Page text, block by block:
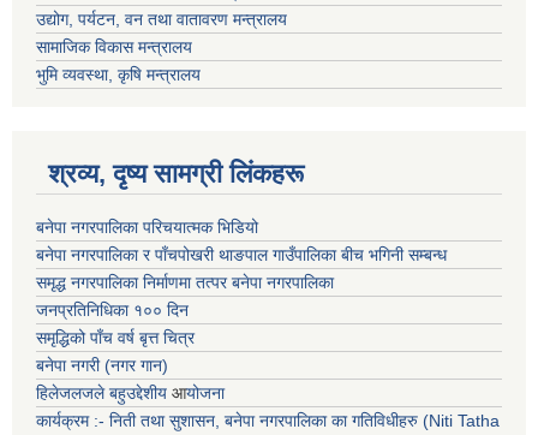
उद्योग, पर्यटन, वन तथा वातावरण मन्त्रालय
सामाजिक विकास मन्त्रालय
भुमि व्यवस्था, कृषि मन्त्रालय
श्रव्य, दृष्य सामग्री लिंकहरू
बनेपा नगरपालिका परिचयात्मक भिडियो
बनेपा नगरपालिका र पाँचपोखरी थाङपाल गाउँपालिका बीच भगिनी सम्बन्ध
समृद्ध नगरपालिका निर्माणमा तत्पर बनेपा नगरपालिका
जनप्रतिनिधिका १०० दिन
समृद्धिको पाँच वर्ष बृत्त चित्र
बनेपा नगरी (नगर गान)
हिलेजलजले बहुउद्देशीय आयोजना
कार्यक्रम :- निती तथा सुशासन, बनेपा नगरपालिका का गतिविधीहरु (Niti Tatha